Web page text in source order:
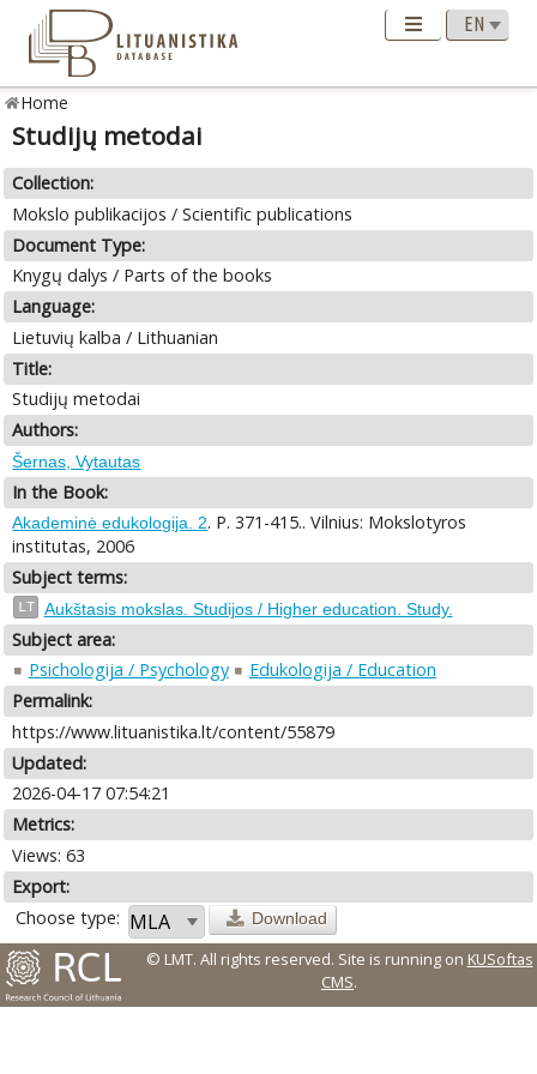
Home
Studijų metodai
Collection:
Mokslo publikacijos / Scientific publications
Document Type:
Knygų dalys / Parts of the books
Language:
Lietuvių kalba / Lithuanian
Title:
Studijų metodai
Authors:
Šernas, Vytautas
In the Book:
Akademinė edukologija. 2. P. 371-415.. Vilnius: Mokslotyros
institutas, 2006
Subject terms:
LT Aukštasis mokslas. Studijos / Higher education. Study.
Subject area:
Psichologija / Psychology
Edukologija / Education
Permalink:
https://www.lituanistika.lt/content/55879
Updated:
2026-04-17 07:54:21
Metrics:
Views: 63
Export:
Choose type:
Download
© LMT. All rights reserved. Site is running on KUSoftas
CMS.